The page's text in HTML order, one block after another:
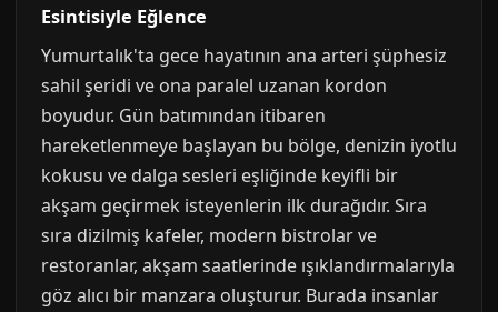
Esintisiyle Eğlence
Yumurtalık'ta gece hayatının ana arteri şüphesiz
sahil şeridi ve ona paralel uzanan kordon
boyudur. Gün batımından itibaren
hareketlenmeye başlayan bu bölge, denizin iyotlu
kokusu ve dalga sesleri eşliğinde keyifli bir
akşam geçirmek isteyenlerin ilk durağıdır. Sıra
sıra dizilmiş kafeler, modern bistrolar ve
restoranlar, akşam saatlerinde ışıklandırmalarıyla
göz alıcı bir manzara oluşturur. Burada insanlar